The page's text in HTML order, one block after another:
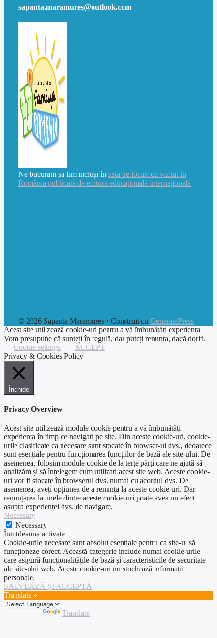
sapanta.maramures@outlook.com
Ne bucurăm să fim incluși în lista de locuri de vizitat în
România publicată de editura educațională internațională
© 2026 Sapanta Maramures • Construit cu GeneratePress
Acest site utilizează cookie-uri pentru a vă îmbunătăți experiența.
Vom presupune că sunteți în regulă, dar puteți renunța, dacă doriți.
Cookie settings
ACCEPT
Privacy & Cookies Policy
Închide
Privacy Overview
Acest site utilizează module cookie pentru a vă îmbunătăți
experiența în timp ce navigați pe site. Din aceste cookie-uri, cookie-
urile clasificate ca necesare sunt stocate în browser-ul dvs., deoarece
sunt esențiale pentru funcționarea funcțiilor de bază ale site-ului. De
asemenea, folosim module cookie de la terțe părți care ne ajută să
analizăm și să înțelegem cum utilizați acest site web. Aceste cookie-
uri vor fi stocate în browserul dvs. numai cu acordul dvs. De
asemenea, aveți opțiunea de a renunța la aceste cookie-uri. Dar
renunțarea la unele dintre aceste cookie-uri poate avea un efect
asupra experienței dvs. de navigare.
Necessary
Necessary
Întotdeauna activate
Cookie-urile necesare sunt absolut esențiale pentru ca site-ul să
funcționeze corect. Această categorie include numai cookie-urile
care asigură funcționalitățile de bază și caracteristicile de securitate
ale site-ului web. Aceste cookie-uri nu stochează informații
personale.
SALVEAZĂ ȘI ACCEPTĂ
Translate »
Translate